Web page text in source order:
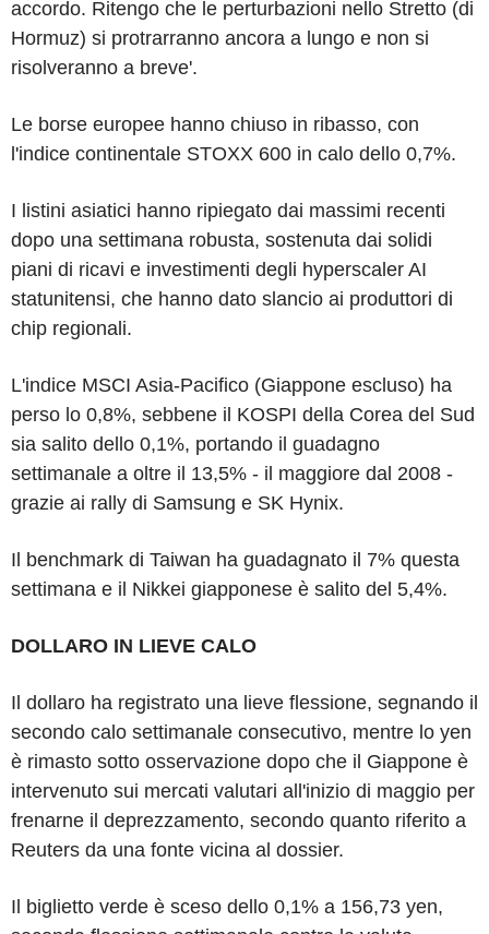
accordo. Ritengo che le perturbazioni nello Stretto (di
Hormuz) si protrarranno ancora a lungo e non si
risolveranno a breve'.
Le borse europee hanno chiuso in ribasso, con
l'indice continentale STOXX 600 in calo dello 0,7%.
I listini asiatici hanno ripiegato dai massimi recenti
dopo una settimana robusta, sostenuta dai solidi
piani di ricavi e investimenti degli hyperscaler AI
statunitensi, che hanno dato slancio ai produttori di
chip regionali.
L'indice MSCI Asia-Pacifico (Giappone escluso) ha
perso lo 0,8%, sebbene il KOSPI della Corea del Sud
sia salito dello 0,1%, portando il guadagno
settimanale a oltre il 13,5% - il maggiore dal 2008 -
grazie ai rally di Samsung e SK Hynix.
Il benchmark di Taiwan ha guadagnato il 7% questa
settimana e il Nikkei giapponese è salito del 5,4%.
DOLLARO IN LIEVE CALO
Il dollaro ha registrato una lieve flessione, segnando il
secondo calo settimanale consecutivo, mentre lo yen
è rimasto sotto osservazione dopo che il Giappone è
intervenuto sui mercati valutari all'inizio di maggio per
frenarne il deprezzamento, secondo quanto riferito a
Reuters da una fonte vicina al dossier.
Il biglietto verde è sceso dello 0,1% a 156,73 yen,